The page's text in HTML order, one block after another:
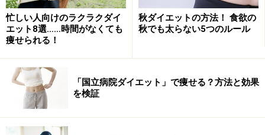
忙しい人向けのラクラクダイ
エット8選……時間がなくても
痩せられる！
秋ダイエットの方法！ 食欲の
秋でも太らない5つのルール
「国立病院ダイエット」で痩せる？方法と効果
を検証